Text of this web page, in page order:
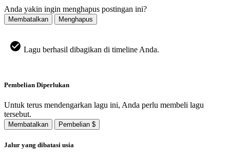
Anda yakin ingin menghapus postingan ini?
Membatalkan Menghapus
Lagu berhasil dibagikan di timeline Anda.
Pembelian Diperlukan
Untuk terus mendengarkan lagu ini, Anda perlu membeli lagu
tersebut.
Membatalkan Pembelian $
Jalur yang dibatasi usia